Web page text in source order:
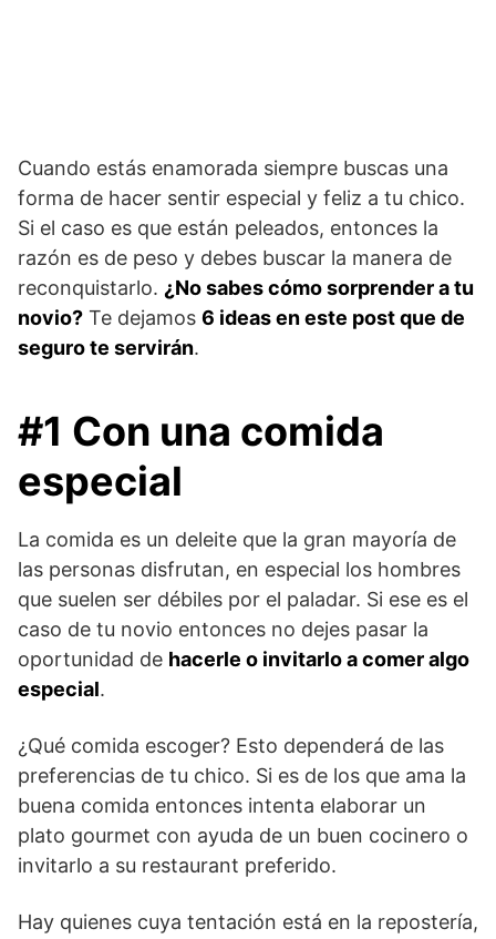
Cuando estás enamorada siempre buscas una
forma de hacer sentir especial y feliz a tu chico.
Si el caso es que están peleados, entonces la
razón es de peso y debes buscar la manera de
reconquistarlo. ¿No sabes cómo sorprender a tu
novio? Te dejamos 6 ideas en este post que de
seguro te servirán.
#1 Con una comida
especial
La comida es un deleite que la gran mayoría de
las personas disfrutan, en especial los hombres
que suelen ser débiles por el paladar. Si ese es el
caso de tu novio entonces no dejes pasar la
oportunidad de hacerle o invitarlo a comer algo
especial.
¿Qué comida escoger? Esto dependerá de las
preferencias de tu chico. Si es de los que ama la
buena comida entonces intenta elaborar un
plato gourmet con ayuda de un buen cocinero o
invitarlo a su restaurant preferido.
Hay quienes cuya tentación está en la repostería,